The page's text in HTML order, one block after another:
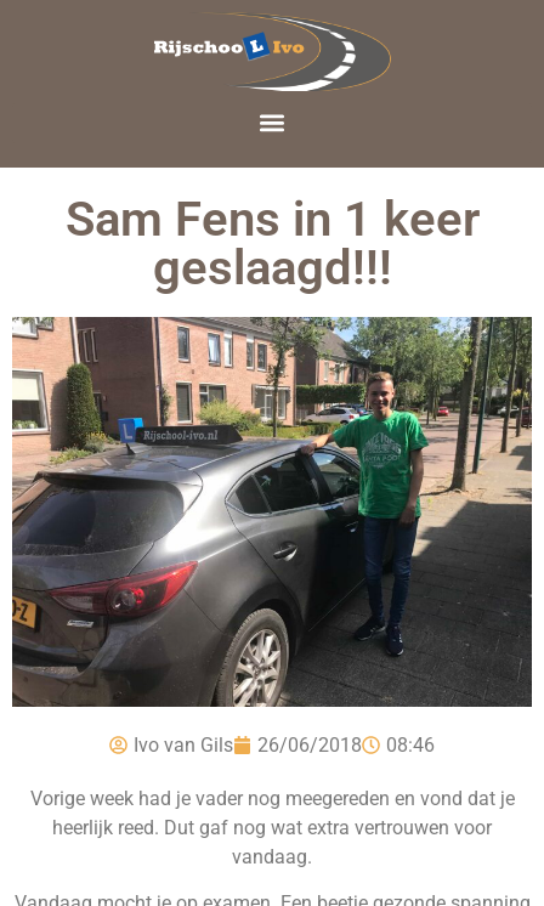
Sam Fens in 1 keer
geslaagd!!!
Ivo van Gils 26/06/2018 08:46
Vorige week had je vader nog meegereden en vond dat je
heerlijk reed. Dut gaf nog wat extra vertrouwen voor
vandaag.